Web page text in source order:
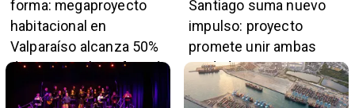
forma: megaproyecto
habitacional en
Valparaíso alcanza 50%
de avance y beneficiará
a 396 familias
Santiago suma nuevo
impulso: proyecto
promete unir ambas
ciudades en 45 minutos